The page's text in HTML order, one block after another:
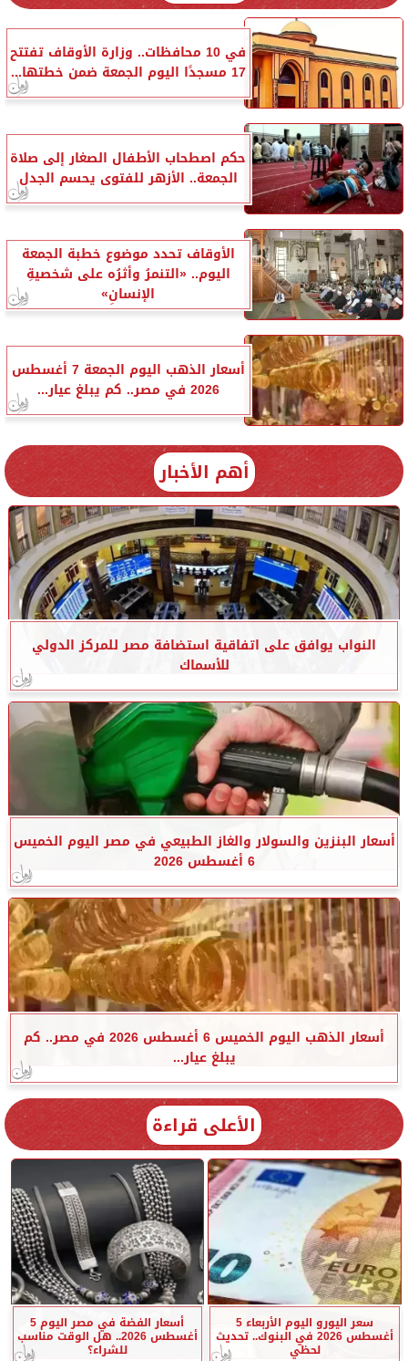
في 10 محافظات.. وزارة الأوقاف تفتتح
17 مسجدًا اليوم الجمعة ضمن خطتها...
حكم اصطحاب الأطفال الصغار إلى صلاة
الجمعة.. الأزهر للفتوى يحسم الجدل
الأوقاف تحدد موضوع خطبة الجمعة
اليوم.. «التنمرُ وأثرُه على شخصيةِ
الإنسانِ»
أسعار الذهب اليوم الجمعة 7 أغسطس
2026 في مصر.. كم يبلغ عيار...
أهم الأخبار
النواب يوافق على اتفاقية استضافة مصر للمركز الدولي
للأسماك
أسعار البنزين والسولار والغاز الطبيعي في مصر اليوم الخميس
6 أغسطس 2026
أسعار الذهب اليوم الخميس 6 أغسطس 2026 في مصر.. كم
يبلغ عيار...
الأعلى قراءة
سعر اليورو اليوم الأربعاء 5
أغسطس 2026 في البنوك.. تحديث
لحظي
أسعار الفضة في مصر اليوم 5
أغسطس 2026.. هل الوقت مناسب
للشراء؟